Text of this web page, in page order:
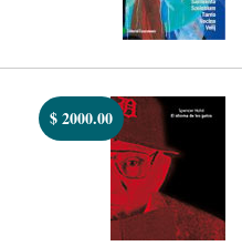
$2000.00